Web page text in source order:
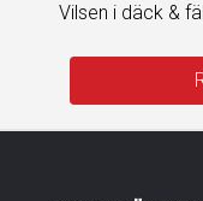
Vilsen i däck &